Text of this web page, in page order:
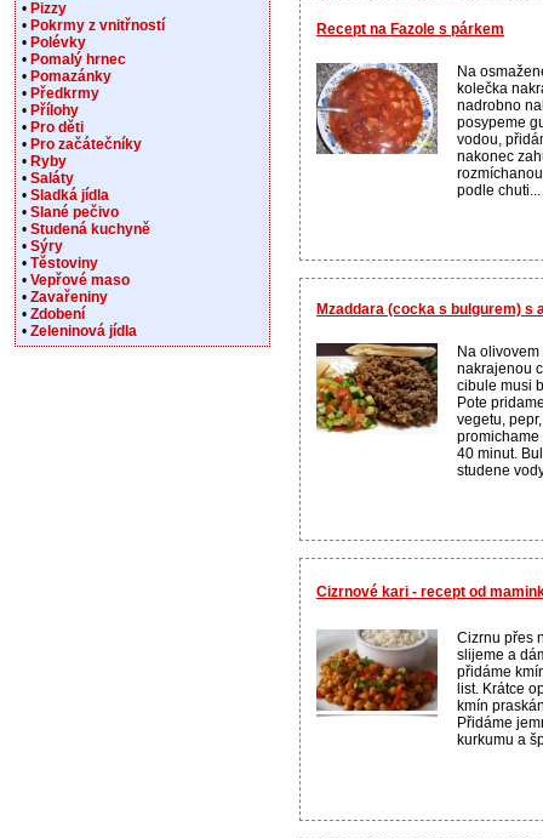
Recept na Fazole s párkem
Na
kolečka
nadrobno
posypeme
vodou,
nakonec
podle chuti...
Mzaddara (cocka s bulgurem) s
Na
nakrajenou
cibule musi
Pote
vegetu,
40 minut.
studene
Cizrnové kari - recept od
Cizrnu přes
slijeme a
přidáme
list. Krátce
kmín
Přidáme
kurkumu a
• Pizzy
• Pokrmy z vnitřností
• Polévky
• Pomalý hrnec
• Pomazánky
• Předkrmy
• Přílohy
• Pro děti
• Pro začátečníky
• Ryby
• Saláty
• Sladká jídla
• Slané pečivo
• Studená kuchyně
• Sýry
• Těstoviny
• Vepřové maso
• Zavařeniny
• Zdobení
• Zeleninová jídla